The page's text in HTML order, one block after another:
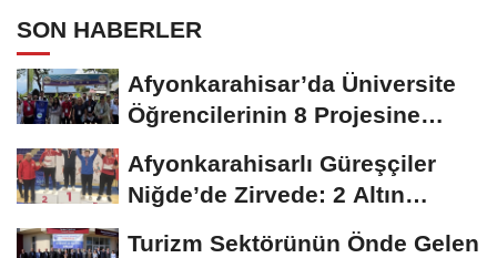
SON HABERLER
Afyonkarahisar’da Üniversite
Öğrencilerinin 8 Projesine
Afyonkarahisarlı Güreşçiler
Niğde’de Zirvede: 2 Altın
Turizm Sektörünün Önde Gelen